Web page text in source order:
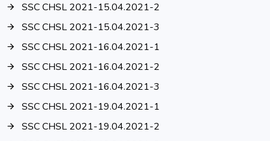
SSC CHSL 2021-15.04.2021-2
SSC CHSL 2021-15.04.2021-3
SSC CHSL 2021-16.04.2021-1
SSC CHSL 2021-16.04.2021-2
SSC CHSL 2021-16.04.2021-3
SSC CHSL 2021-19.04.2021-1
SSC CHSL 2021-19.04.2021-2